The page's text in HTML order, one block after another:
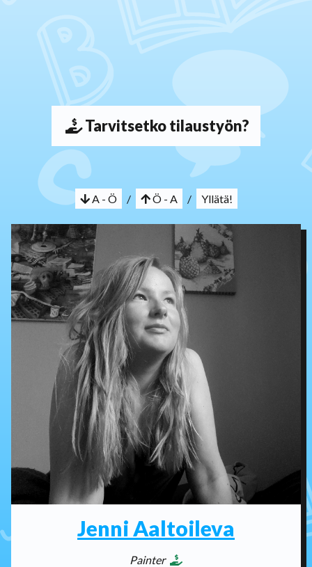
Tarvitsetko tilaustyön?
A - Ö / Ö - A / Yllätä!
Jenni Aaltoileva
Painter